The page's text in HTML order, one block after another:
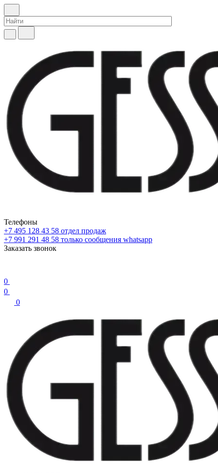
Телефоны
+7 495 128 43 58 отдел продаж
+7 991 291 48 58 только сообщения whatsapp
Заказать звонок
0
0
0